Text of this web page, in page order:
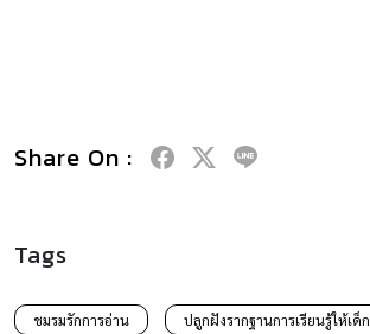
Share On :
Tags
ชมรมรักการอ่าน ปลูกฝังรากฐานการเรียนรู้ให้เด็ก